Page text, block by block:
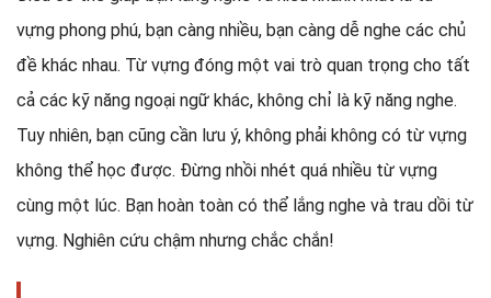
vựng phong phú, bạn càng nhiều, bạn càng dễ nghe các chủ
đề khác nhau. Từ vựng đóng một vai trò quan trọng cho tất
cả các kỹ năng ngoại ngữ khác, không chỉ là kỹ năng nghe.
Tuy nhiên, bạn cũng cần lưu ý, không phải không có từ vựng
không thể học được. Đừng nhồi nhét quá nhiều từ vựng
cùng một lúc. Bạn hoàn toàn có thể lắng nghe và trau dồi từ
vựng. Nghiên cứu chậm nhưng chắc chắn!